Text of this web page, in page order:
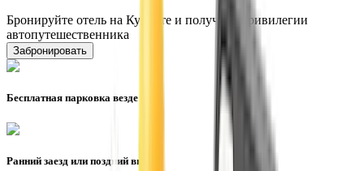
Бронируйте отель на Курорте и получите привилегии
автопутешественника
Забронировать
Бесплатная парковка везде
Ранний заезд или поздний выезд